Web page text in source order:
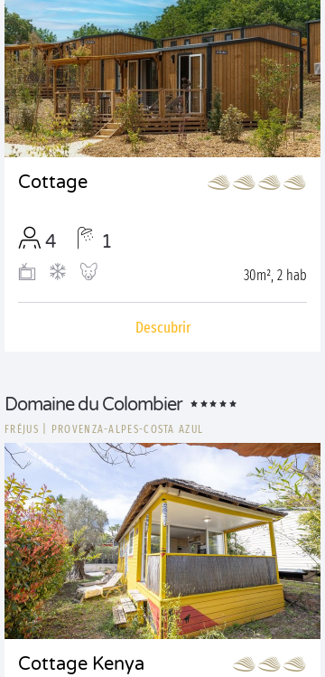
Cottage
4 1
30m², 2 hab
Descubrir
Domaine du Colombier
FRÉJUS PROVENZA-ALPES-COSTA AZUL
Cottage Kenya